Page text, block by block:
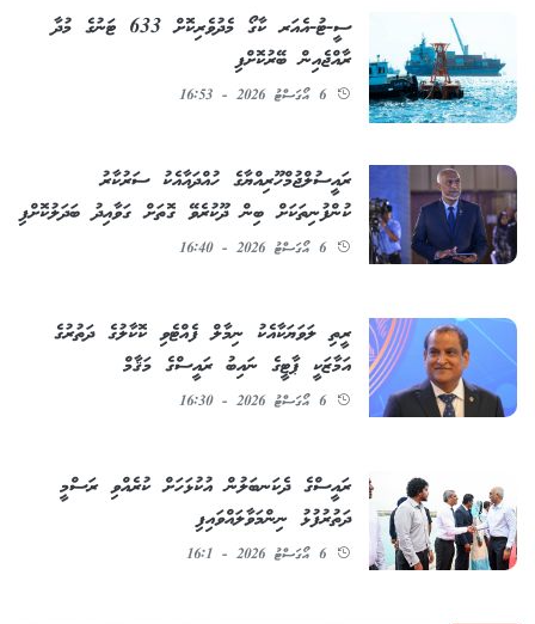
ސީ-ޓު-އެއަރ ކާގޯ މެދުވެރިކޮށް 633 ޓަނުގެ މުދާ
ރާއްޖެއިން ބޭރުކޮށްފި
6 އޯގަސްޓު 2026 - 16:53
ރައީސުލްޖުމްހޫރިއްޔާގެ ހުއްދައާއެކު ސަރުކާރު
ކުންފުނިތަކަށް ބިން ދޫކުރެވޭ ގޮތަށް ގަވާއިދު ބަދަލުކޮށްފި
6 އޯގަސްޓު 2026 - 16:40
ރީތި ލަވަޔަކާއެކު ނިމާލް ފެއްޓެވި ކޮކާލުގެ ދަތުރުގެ
އަމާޒަކީ ޕާޓީގެ ނައިބު ރައީސްގެ މަޤާމް
6 އޯގަސްޓު 2026 - 16:30
ރައީސްގެ ދެކަނބަލުން އުކުޅަހަށް ކުރެއްވި ރަސްމީ
ދަތުރުފުޅު ނިންމަވާލައްވައިފި
6 އޯގަސްޓު 2026 - 16:1